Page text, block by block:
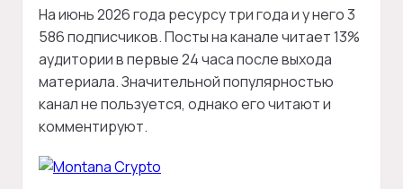
На июнь 2026 года ресурсу три года и у него 3
586 подписчиков. Посты на канале читает 13%
аудитории в первые 24 часа после выхода
материала. Значительной популярностью
канал не пользуется, однако его читают и
комментируют.